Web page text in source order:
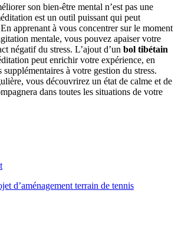
son bien-être mental n’est pas une
est un outil puissant qui peut
apprenant à vous concentrer sur le moment
mentale, vous pouvez apaiser votre
négatif du stress. L’ajout d’un bol tibétain
peut enrichir votre expérience, en
à votre gestion du stress.
vous découvrirez un état de calme et de
dans toutes les situations de votre
d’aménagement terrain de tennis